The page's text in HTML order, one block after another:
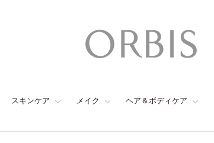
スキンケア メイク ヘア＆ボディケア